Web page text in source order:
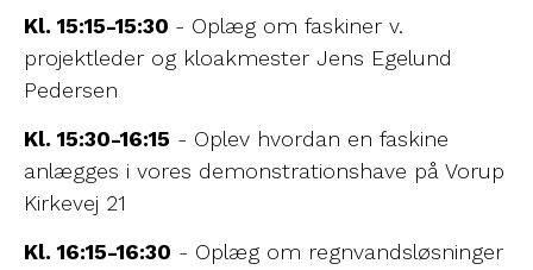
Kl. 15:15-15:30 - Oplæg om faskiner v.
projektleder og kloakmester Jens Egelund
Pedersen
Kl. 15:30-16:15 - Oplev hvordan en faskine
anlægges i vores demonstrationshave på Vorup
Kirkevej 21
Kl. 16:15-16:30 - Oplæg om regnvandsløsninger